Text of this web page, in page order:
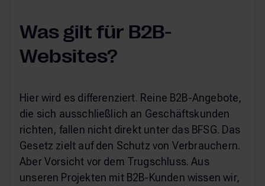
Was gilt für B2B-
Websites?
Hier wird es differenziert. Reine B2B-Angebote,
die sich ausschließlich an Geschäftskunden
richten, fallen nicht direkt unter das BFSG. Das
Gesetz zielt auf den Schutz von Verbrauchern.
Aber Vorsicht vor dem Trugschluss. Aus
unseren Projekten mit B2B-Kunden wissen wir,